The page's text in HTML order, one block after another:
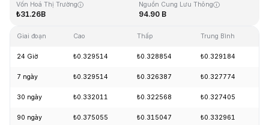
Vốn Hoá Thị Trường
₺31.26B
Nguồn Cung Lưu Thông
94.90 B
Giai đoạn Cao Thấp Trung Bình
24 Giờ ₺0.329514 ₺0.328854 ₺0.329184
7 ngày ₺0.329514 ₺0.326387 ₺0.327774
30 ngày ₺0.332011 ₺0.322568 ₺0.327405
90 ngày ₺0.375055 ₺0.315047 ₺0.332961